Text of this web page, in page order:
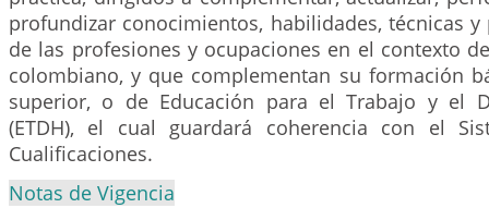
profundizar conocimientos, habilidades, técnicas
de las profesiones y ocupaciones en el contexto
colombiano, y que complementan su formación
superior, o de Educación para el Trabajo y el
(ETDH), el cual guardará coherencia con el
Cualificaciones.
Notas de Vigencia